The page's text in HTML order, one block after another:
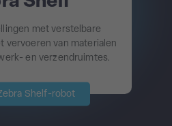
met verstelbare
vervoeren van materialen
en verzendruimtes.
Shelf-robot